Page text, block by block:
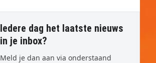
Iedere dag het laatste nieuws
in je inbox?
Meld je dan aan via onderstaand